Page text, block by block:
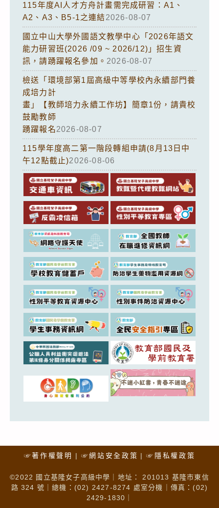
115年度AI人才方舟計畫需完成研習：A1、
A2、A3、B5-1之連結2026-08-07
國立中山大學外國語文教學中心「2026年語文
能力研習班(2026 /09 ~ 2026/12)」招生資
訊，請踴躍報名參加。 2026-08-07
檢送「環境部第1屆高級中等學校內永續部門養
成培力計
畫」【教師培力永續工作坊】簡章1份，請貴校
鼓勵教師
踴躍報名2026-08-07
115學年度高二第一階段轉組申請(8月13日中
午12點截止)2026-08-06
☞著作權聲明 ☞網站安全政策 ☞隱私權政策
©2022 國立基隆女子高級中學｜地址： 201013 基隆市東信
路 324 號｜總機：(02) 2427-8274 處室分機｜傳真：(02)
2429-1830｜